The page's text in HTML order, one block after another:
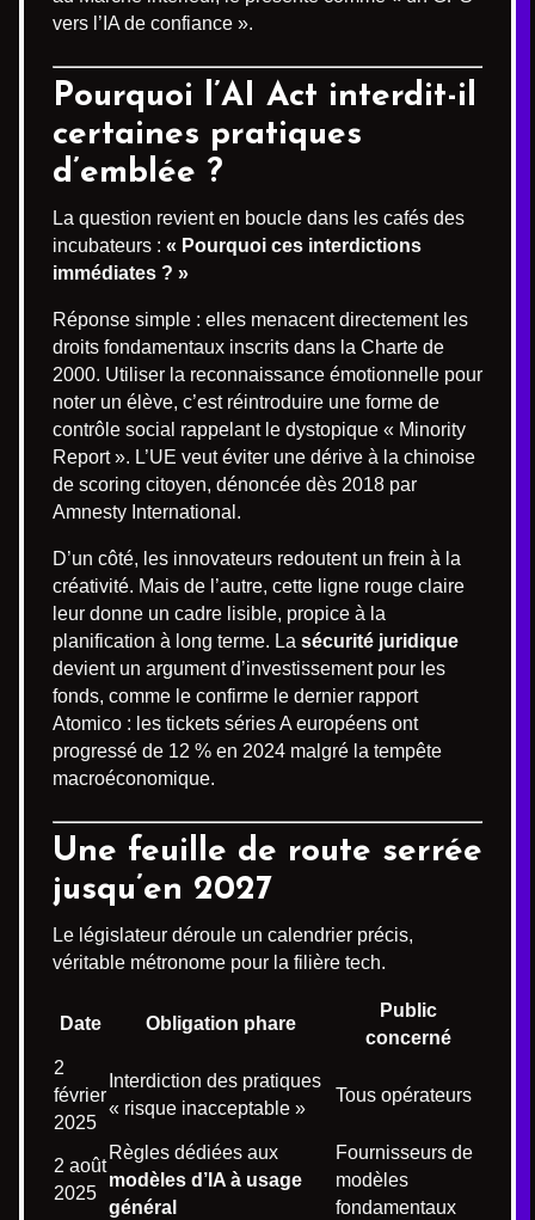
vers l’IA de confiance ».
Pourquoi l’AI Act interdit-il
certaines pratiques
d’emblée ?
La question revient en boucle dans les cafés des
incubateurs : « Pourquoi ces interdictions
immédiates ? »
Réponse simple : elles menacent directement les
droits fondamentaux inscrits dans la Charte de
2000. Utiliser la reconnaissance émotionnelle pour
noter un élève, c’est réintroduire une forme de
contrôle social rappelant le dystopique « Minority
Report ». L’UE veut éviter une dérive à la chinoise
de scoring citoyen, dénoncée dès 2018 par
Amnesty International.
D’un côté, les innovateurs redoutent un frein à la
créativité. Mais de l’autre, cette ligne rouge claire
leur donne un cadre lisible, propice à la
planification à long terme. La sécurité juridique
devient un argument d’investissement pour les
fonds, comme le confirme le dernier rapport
Atomico : les tickets séries A européens ont
progressé de 12 % en 2024 malgré la tempête
macroéconomique.
Une feuille de route serrée
jusqu’en 2027
Le législateur déroule un calendrier précis,
véritable métronome pour la filière tech.
Date Obligation phare
Public
concerné
2
février
2025
Interdiction des pratiques
« risque inacceptable »
Tous opérateurs
2 août
2025
Règles dédiées aux
modèles d’IA à usage
général
Fournisseurs de
modèles
fondamentaux